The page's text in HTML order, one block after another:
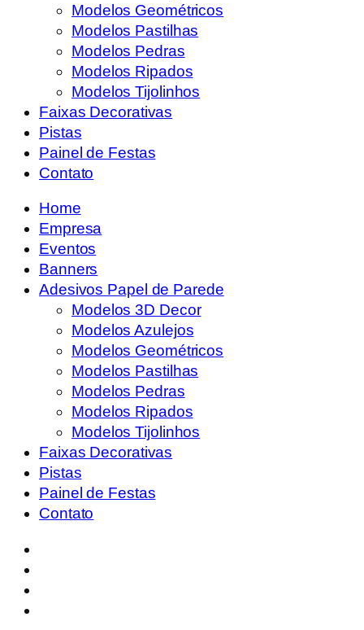
Modelos Geométricos
Modelos Pastilhas
Modelos Pedras
Modelos Ripados
Modelos Tijolinhos
Faixas Decorativas
Pistas
Painel de Festas
Contato
Home
Empresa
Eventos
Banners
Adesivos Papel de Parede
Modelos 3D Decor
Modelos Azulejos
Modelos Geométricos
Modelos Pastilhas
Modelos Pedras
Modelos Ripados
Modelos Tijolinhos
Faixas Decorativas
Pistas
Painel de Festas
Contato